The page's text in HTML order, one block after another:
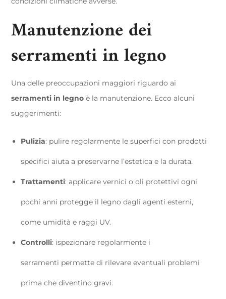
Manutenzione dei
serramenti in legno
Una delle preoccupazioni maggiori riguardo ai
serramenti in legno è la manutenzione. Ecco alcuni
suggerimenti:
Pulizia: pulire regolarmente le superfici con prodotti
specifici aiuta a preservarne l’estetica e la durata.
Trattamenti: applicare vernici o oli protettivi ogni
pochi anni protegge il legno dagli agenti esterni,
come umidità e raggi UV.
Controlli: ispezionare regolarmente i
serramenti permette di rilevare eventuali problemi
prima che diventino gravi.